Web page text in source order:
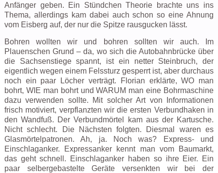
Anfänger geben. Ein Stündchen Theorie brachte uns ins
Thema, allerdings kam dabei auch schon so eine Ahnung
vom Eisberg auf, der nur die Spitze rausgucken lässt.
Bohren wollten wir und bohren sollten wir auch. Im
Plauenschen Grund – da, wo sich die Autobahnbrücke über
die Sachsenstiege spannt, ist ein netter Steinbruch, der
eigentlich wegen einem Felssturz gesperrt ist, aber durchaus
noch ein paar Löcher verträgt. Florian erklärte, WO man
bohrt, WIE man bohrt und WARUM man eine Bohrmaschine
dazu verwenden sollte. Mit solcher Art von Informationen
frisch motiviert, verpflanzten wir die ersten Verbundhaken in
den Wandfuß. Der Verbundmörtel kam aus der Kartusche.
Nicht schlecht. Die Nächsten folgten. Diesmal waren es
Glasmörtelpatronen. Ah, ja. Noch was? Express- und
Einschlaganker. Expressanker kennt man vom Baumarkt,
das geht schnell. Einschlaganker haben so ihre Eier. Ein
paar selbergebastelte Geräte versenkten wir bei der